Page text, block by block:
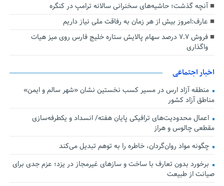
آنچه گذشت؛ حاشیه‌های سخنرانی سالانه ترامپ در کنگره
عارف:امروز بیش از هر زمان به رفاقت ملی نیاز داریم
فروش ۷.۷ درصد سهام پالایش ستاره خلیج فارس روی میز هیات
واگذاری
اخبار اجتماعی
منطقه آزاد ارس در مسیر کسب نخستین نشان «شهر سالم و ایمن»
مناطق آزاد کشور
اعمال محدودیت‌های ترافیکی پایان هفته/ انسداد و یکطرفه‌سازی
مقطعی چالوس و هراز
چگونه مواد روان‌گردان، خاطره را به توهم تبدیل می‌کند
برخورد بدون تعارف با ساخت‌ و سازهای غیرمجاز در یزد؛ عزم جدی برای
صیانت از طبیعت